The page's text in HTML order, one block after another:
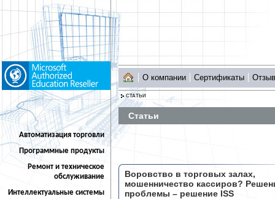
Автоматизация торговли
Программные продукты
Ремонт и техническое
обслуживание
Интеллектуальные системы
О компании Сертификаты
СТАТЬИ
Статьи
Воровство в торговых залах,
мошенничество кассиров?
проблемы – решение ISS